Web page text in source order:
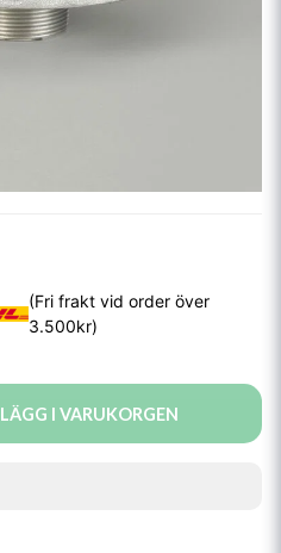
LÄGG I VARUKORGEN